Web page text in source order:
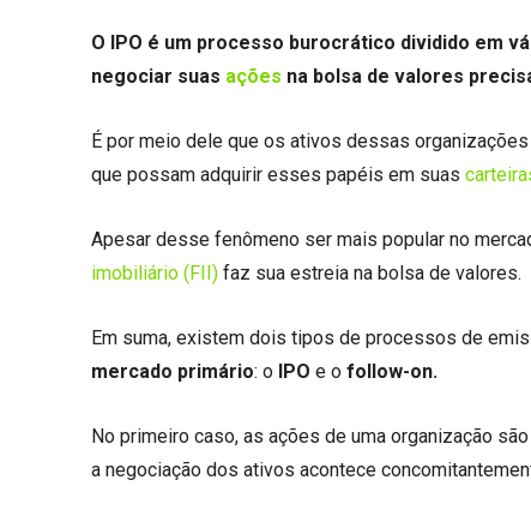
O IPO é um processo burocrático dividido em
negociar suas ações na bolsa de valores
É por meio dele que os ativos dessas
que possam adquirir esses papéis em suas
Apesar desse fenômeno ser mais popular no
imobiliário (FII) faz sua estreia na bolsa de valores.
Em suma, existem dois tipos de processos de
mercado primário: o IPO e o follow-on.
No primeiro caso, as ações de uma organização
a negociação dos ativos acontece